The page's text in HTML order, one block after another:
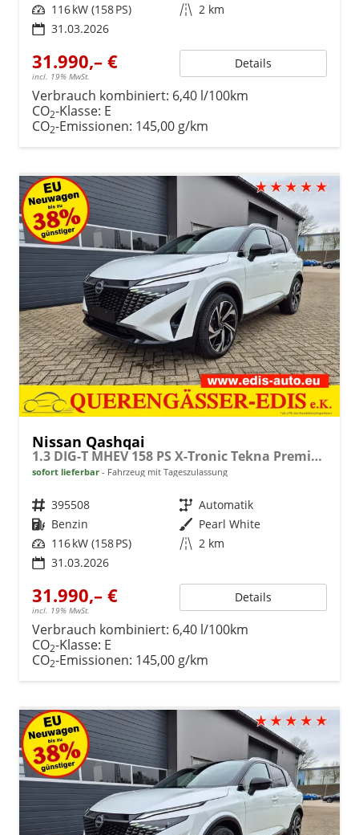
Leistung 116 kW (158 PS) Kilometerstand 2 km
31.03.2026
31.990,– €
incl. 19% MwSt.
Details
Verbrauch kombiniert: 6,40 l/100km
CO2-Klasse: E
CO2-Emissionen: 145,00 g/km
Nissan Qashqai
1.3 DIG-T MHEV 158 PS X-Tronic Tekna Premium Paket 20"LM Teil-Leder PanoGlasdach Klimaautomatik Sitzheizung Lenkradheizung Navi Head-Up Display elektr. Heckklappe ACC PDC v+h 360°Kamera DAB Bluetooth Touchscreen Apple CarPlay Android Auto
sofort lieferbar Fahrzeug mit Tageszulassung
Fahrzeugnr. 395508 Getriebe Automatik
Kraftstoff Benzin Außenfarbe Pearl White
Leistung 116 kW (158 PS) Kilometerstand 2 km
31.03.2026
31.990,– €
incl. 19% MwSt.
Details
Verbrauch kombiniert: 6,40 l/100km
CO2-Klasse: E
CO2-Emissionen: 145,00 g/km